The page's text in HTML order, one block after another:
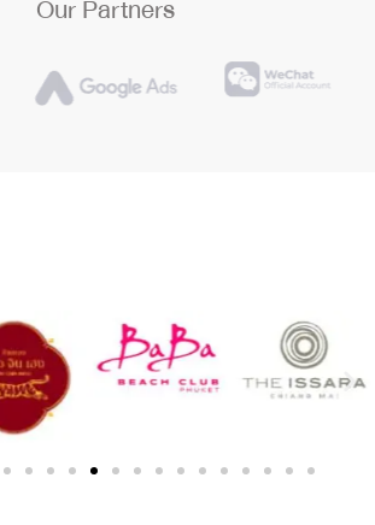
Our Partners